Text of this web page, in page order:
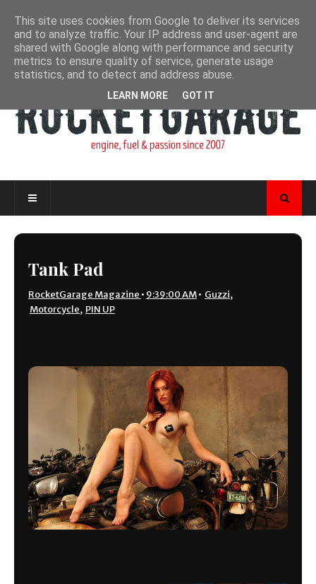
Tank Pad
RocketGarage Magazine • 9:39:00 AM• Guzzi,
Motorcycle, PIN UP
This site uses cookies from Google to deliver its services
and to analyze traffic. Your IP address and user-agent are
shared with Google along with performance and security
metrics to ensure quality of service, generate usage
statistics, and to detect and address abuse.
LEARN MORE GOT IT